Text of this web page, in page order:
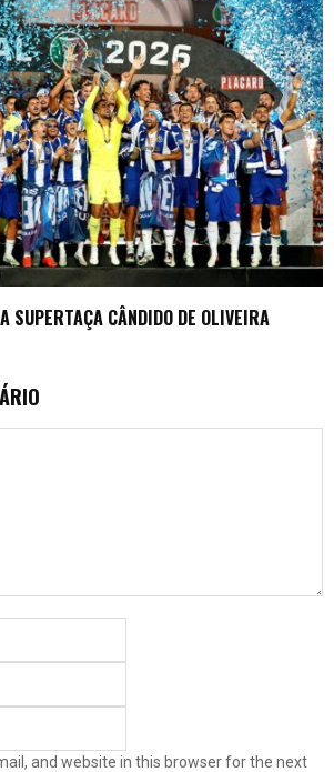
SUPERTAÇA CÂNDIDO DE OLIVEIRA
and website in this browser for the next